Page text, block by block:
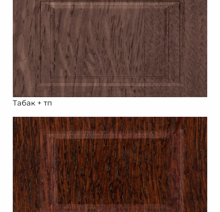
Табак + тп